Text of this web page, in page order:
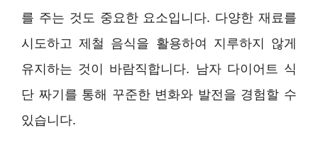
를 주는 것도 중요한 요소입니다. 다양한 재료를
시도하고 제철 음식을 활용하여 지루하지 않게
유지하는 것이 바람직합니다. 남자 다이어트 식
단 짜기를 통해 꾸준한 변화와 발전을 경험할 수
있습니다.